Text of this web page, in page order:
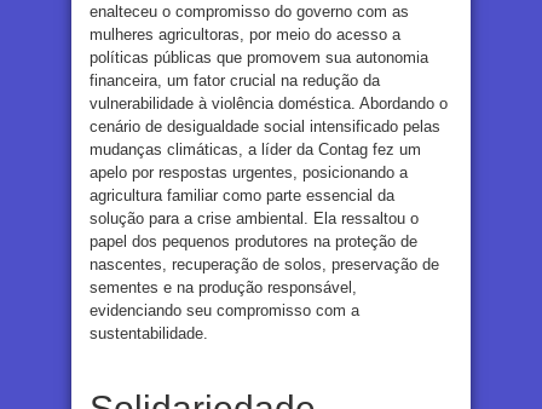
enalteceu o compromisso do governo com as
mulheres agricultoras, por meio do acesso a
políticas públicas que promovem sua autonomia
financeira, um fator crucial na redução da
vulnerabilidade à violência doméstica. Abordando o
cenário de desigualdade social intensificado pelas
mudanças climáticas, a líder da Contag fez um
apelo por respostas urgentes, posicionando a
agricultura familiar como parte essencial da
solução para a crise ambiental. Ela ressaltou o
papel dos pequenos produtores na proteção de
nascentes, recuperação de solos, preservação de
sementes e na produção responsável,
evidenciando seu compromisso com a
sustentabilidade.